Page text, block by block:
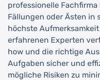
professionelle
Fällungen oder Ästen in
höchste
erfahrenen Experten
how und die richtige
Aufgaben sicher und
mögliche Risiken zu